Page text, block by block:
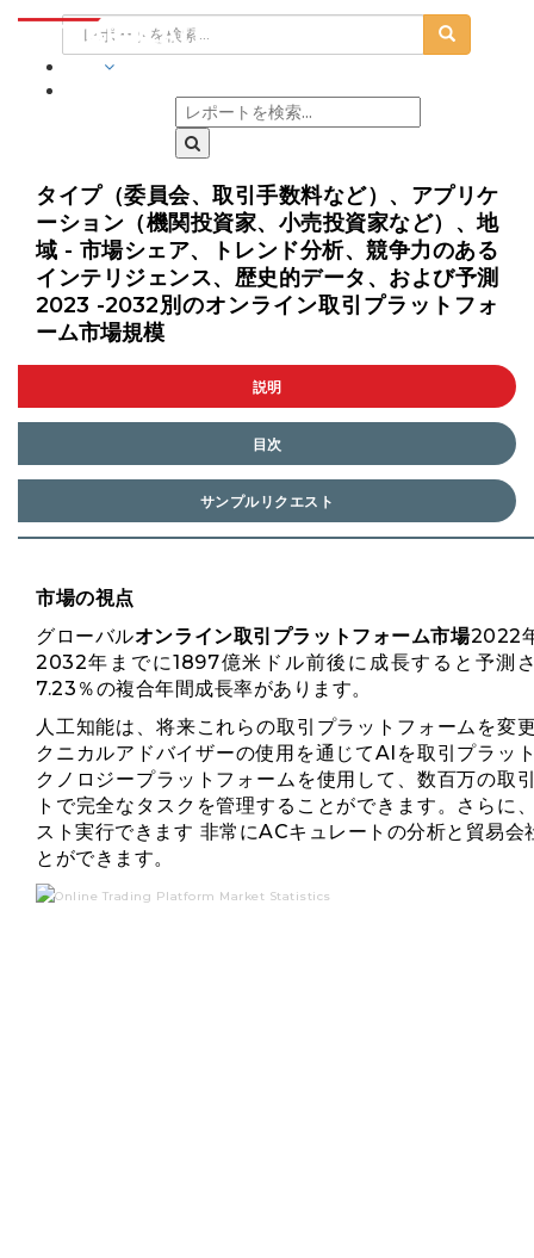
タイプ（委員会、取引手数料など）、アプリケ
ーション（機関投資家、小売投資家など）、地
域 - 市場シェア、トレンド分析、競争力のある
インテリジェンス、歴史的データ、および予測
2023 -2032別のオンライン取引プラットフォ
ーム市場規模
説明
目次
サンプルリクエスト
市場の視点
グローバルオンライン取引プラットフォーム市場2022
2032年までに1897億米ドル前後に成長すると予測
7.23％の複合年間成長率があります。
人工知能は、将来これらの取引プラットフォームを変
クニカルアドバイザーの使用を通じてAIを取引プラッ
クノロジープラットフォームを使用して、数百万の取
トで完全なタスクを管理することができます。さらに
スト 実行できます 非常にACキュレートの分析と貿易
とができます。